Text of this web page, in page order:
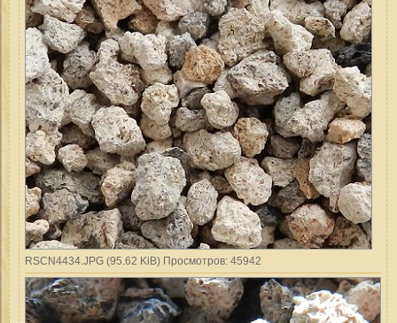
RSCN4434.JPG (95.62 KiB) Просмотров: 45942